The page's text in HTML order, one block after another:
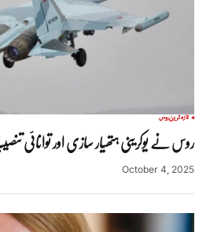
تازہ ترینروس
روس نے یوکرینی ہتھیار سازی اور توانائی
October 4, 2025